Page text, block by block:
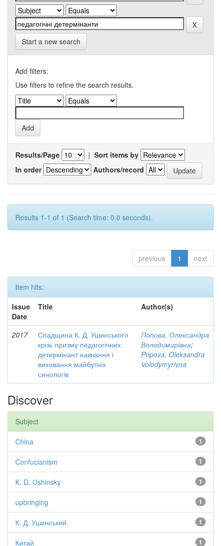
Start a new search
Add filters:
Use filters to refine the search results.
Results/Page | Sort items by
In order
Authors/record
Results 1-1 of 1 (Search time: 0.0 seconds).
previous 1 next
Item hits:
Issue
Date
Title Author(s)
2017
Спадщина К. Д. Ушинського
крізь призму педагогічних
детермінант навчання і
виховання майбутніх
синологів
Попова, Олександра
Володимирівна;
Popova, Oleksandra
Volodymyrivna
Discover
Subject
1
China
1
Confucianism
1
K. D. Ushinsky
1
upbringing
1
К. Д. Ушинський
1
Китай